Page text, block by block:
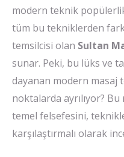
modern teknik
tüm bu tekniklerden
temsilcisi olan Sultan
sunar. Peki, bu lüks ve
dayanan modern masaj
noktalarda ayrılıyor? Bu
temel felsefesini,
karşılaştırmalı olarak